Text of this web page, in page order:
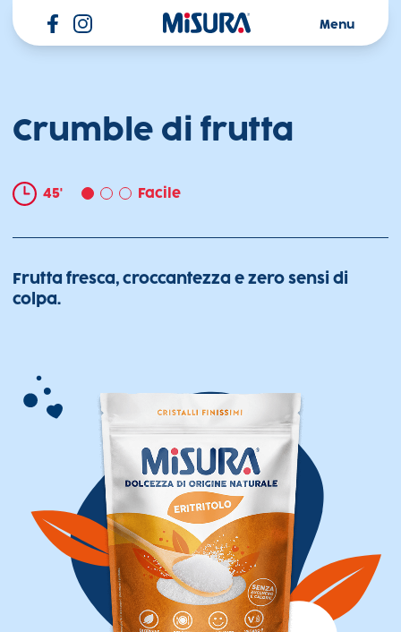
Misura Menu
Crumble di frutta
45' Facile
Frutta fresca, croccantezza e zero sensi di
colpa.